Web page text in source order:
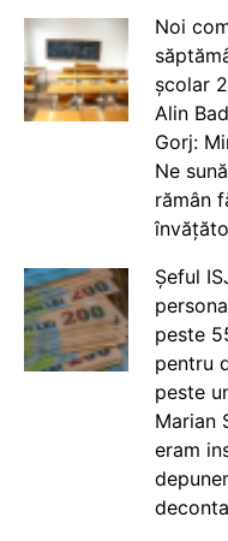
Noi
școlar
Alin
Gorj:
Ne
rămân
Șeful
peste
pentru
peste
Marian
eram